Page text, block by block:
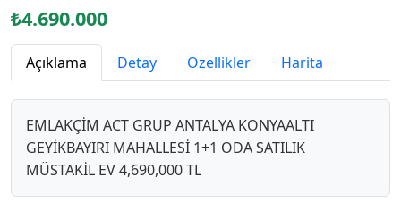
₺4.690.000
Açıklama Detay Özellikler Harita
EMLAKÇİM ACT GRUP ANTALYA KONYAALTI
GEYİKBAYIRI MAHALLESİ 1+1 ODA SATILIK
MÜSTAKİL EV 4,690,000 TL